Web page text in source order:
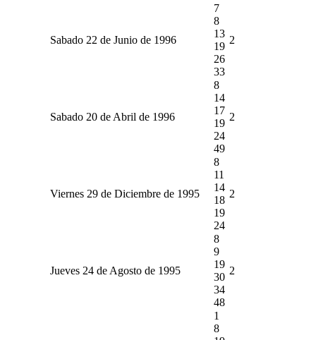
Sabado 22 de Junio de 1996
7
8
13
19
26
33
2
Sabado 20 de Abril de 1996
8
14
17
19
24
49
2
Viernes 29 de Diciembre de 1995
8
11
14
18
19
24
2
Jueves 24 de Agosto de 1995
8
9
19
30
34
48
2
1
8